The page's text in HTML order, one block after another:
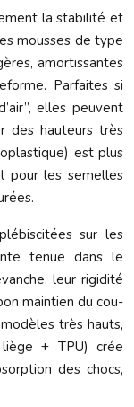
la stabilité et
mousses de type
amortissantes
Parfaites si
elles peuvent
des hauteurs très
est plus
pour les semelles
sur les
tenue dans le
leur rigidité
maintien du cou-
très hauts,
+ TPU) crée
des chocs,